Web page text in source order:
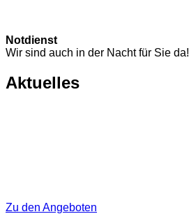
Notdienst
Wir sind auch in der Nacht für Sie da!
Aktuelles
Zu den Angeboten